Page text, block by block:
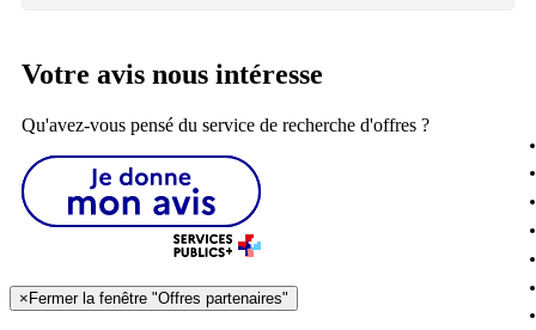
Votre avis nous intéresse
Qu'avez-vous pensé du service de recherche d'offres ?
× Fermer la fenêtre "Offres partenaires"